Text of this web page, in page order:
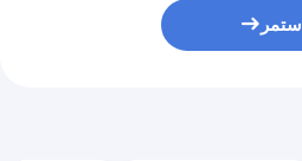
استمر